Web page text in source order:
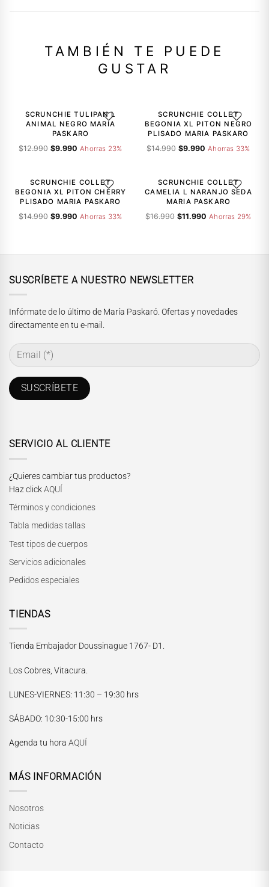
TAMBIÉN TE PUEDE
GUSTAR
AGREGAR A LA LISTA DE DESEOS
SCRUNCHIE TULIPAN L
ANIMAL NEGRO MARIA
PASKARO
$12.990
El
era:
$12.990.
$9.990
El
es:
$9.990.
Ahorras 23%
AGREGAR
SCRUNCHIE COLLET
BEGONIA XL PITON NEGRO
PLISADO MARIA PASKARO
$14.990
El
era:
$14.990.
$9.990
El
es:
$9.990.
Ahorras 33%
AGREGAR A LA LISTA DE DESEOS
SCRUNCHIE COLLET
BEGONIA XL PITON CHERRY
PLISADO MARIA PASKARO
$14.990
El
$9.990
El Ahorras 33%
AGREGAR
SCRUNCHIE COLLET
CAMELIA L NARANJO SEDA
MARIA PASKARO
$16.990
El
$11.990
El
Ahorras 29%
SUSCRÍBETE A NUESTRO NEWSLETTER
Infórmate de lo último de María Paskaró. Ofertas y novedades
directamente en tu e-mail.
SERVICIO AL CLIENTE
¿Quieres cambiar tus productos?
Haz clickAQUÍ
Términos y condiciones
Tabla medidas tallas
Test tipos de cuerpos
Servicios adicionales
Pedidos especiales
TIENDAS
Tienda Embajador Doussinague 1767- D1.
Los Cobres, Vitacura.
LUNES-VIERNES: 11:30 – 19:30 hrs
SÁBADO: 10:30-15:00 hrs
Agenda tu hora AQUÍ
MÁS INFORMACIÓN
Nosotros
Noticias
Contacto
María Paskaró